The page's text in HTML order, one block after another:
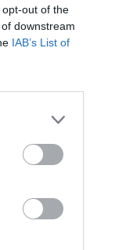
out of the
downstream
IAB’s List of